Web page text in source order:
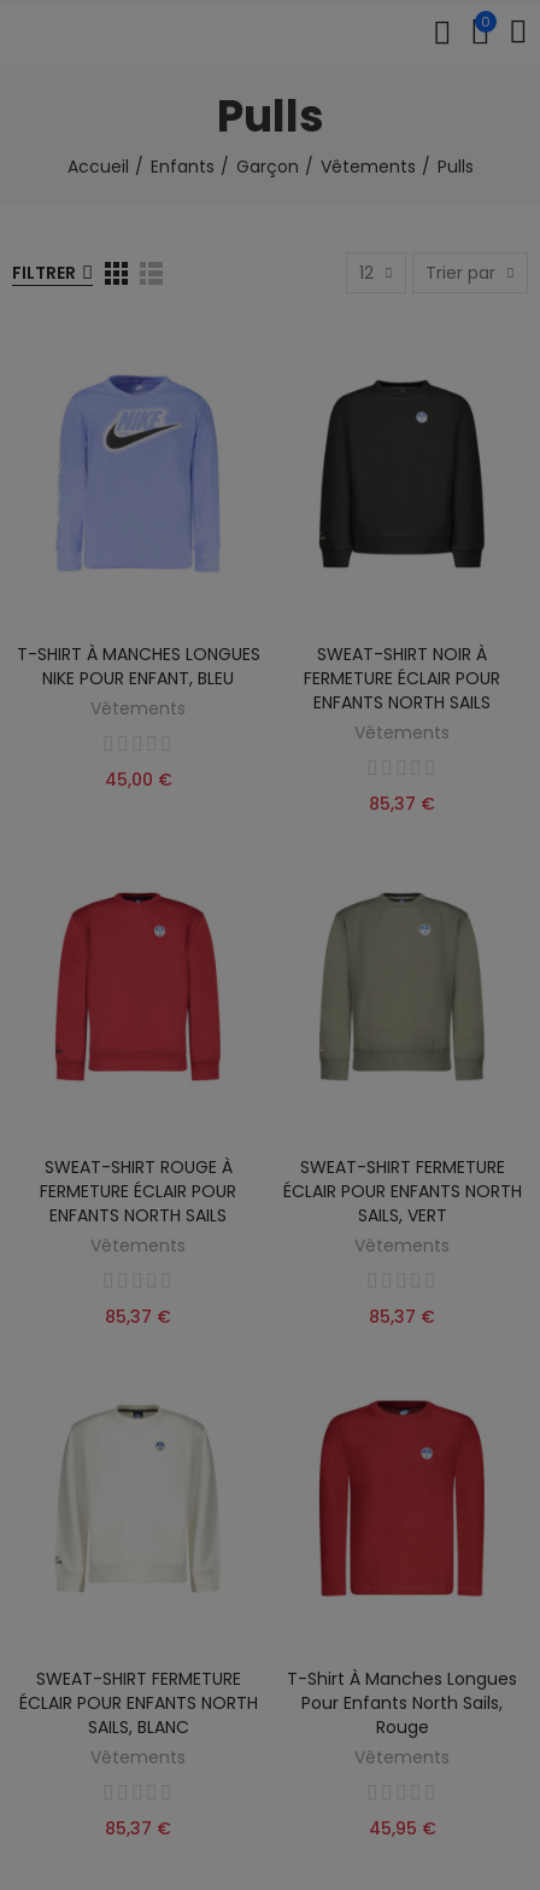
0
Pulls
Accueil Enfants Garçon Vêtements Pulls
FILTRER 12 Trier par
T-SHIRT À MANCHES LONGUES
NIKE POUR ENFANT, BLEU
Vêtements
45,00 €
SWEAT-SHIRT NOIR À
FERMETURE ÉCLAIR POUR
ENFANTS NORTH SAILS
Vêtements
85,37 €
SWEAT-SHIRT ROUGE À
FERMETURE ÉCLAIR POUR
ENFANTS NORTH SAILS
Vêtements
85,37 €
SWEAT-SHIRT FERMETURE
ÉCLAIR POUR ENFANTS NORTH
SAILS, VERT
Vêtements
85,37 €
SWEAT-SHIRT FERMETURE
ÉCLAIR POUR ENFANTS NORTH
SAILS, BLANC
Vêtements
85,37 €
T-Shirt À Manches Longues
Pour Enfants North Sails,
Rouge
Vêtements
45,95 €